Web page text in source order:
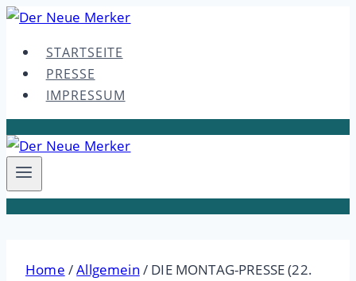
Skip
contentSTARTSEITE
PRESSE
IMPRESSUM
Home /Allgemein / DIE MONTAG-PRESSE (22.